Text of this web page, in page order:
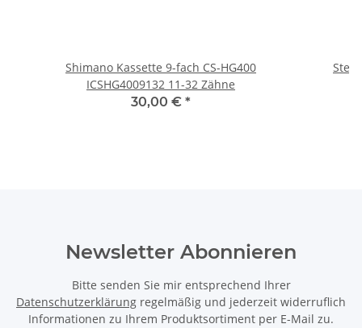
Shimano Kassette 9-fach CS-HG400
ICSHG4009132 11-32 Zähne
30,00 € *
Newsletter Abonnieren
Bitte senden Sie mir entsprechend Ihrer
Datenschutzerklärung regelmäßig und jederzeit widerruflich
Informationen zu Ihrem Produktsortiment per E-Mail zu.